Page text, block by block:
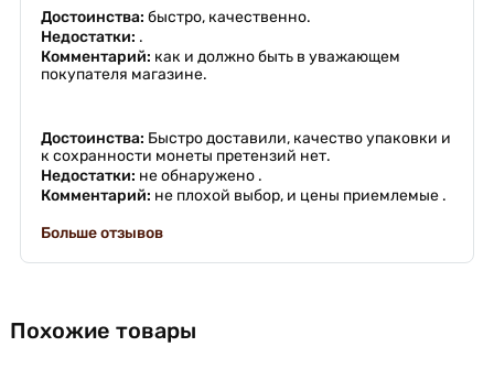
Достоинства: быстро, качественно.
Недостатки: .
Комментарий: как и должно быть в уважающем
покупателя магазине.
Достоинства: Быстро доставили, качество упаковки и
к сохранности монеты претензий нет.
Недостатки: не обнаружено .
Комментарий: не плохой выбор, и цены приемлемые .
Больше отзывов
Похожие товары